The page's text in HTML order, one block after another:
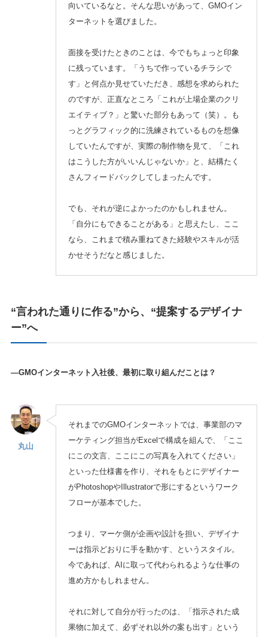
向いているなと。そんな思いがあって、GMOイン
ターネットを選びました。
面接を受けたときのことは、今でもちょっと印象
に残っています。「うちで作っているチラシで
す」と何点か見せていただき、感想を求められた
のですが、正直なところ「これが上場企業のクリ
エイティブ？」と驚いた部分もあって（笑）。も
っとグラフィック的に洗練されているものを想像
していたんですが、実際の制作物を見て、「これ
はこうした方がいいんじゃないか」と、結構たく
さんフィードバックしてしまったんです。
でも、それが逆によかったのかもしれません。
「自分にもできることがある」と思えたし、ここ
なら、これまで積み重ねてきた経験やスキルが活
かせそうだなと感じました。
“言われた通りに作る”から、“提案するデザイナ
ー”へ
—GMOインターネット入社後、最初に取り組んだことは？
丸山
それまでのGMOインターネットでは、事業部のマ
ーケティング担当がExcelで構成を組んで、「ここ
にこの文言、ここにこの写真を入れてください」
といった仕様書を作り、それをもとにデザイナー
がPhotoshopやIllustratorで形にするというワーク
フローが基本でした。
つまり、マーケ側が企画や設計を担い、デザイナ
ーは指示どおりに手を動かす、というスタイル。
今であれば、AIに取って代わられるような仕事の
進め方かもしれません。
それに対して自分が行ったのは、「指示された成
果物に加えて、必ずそれ以外の案も出す」という